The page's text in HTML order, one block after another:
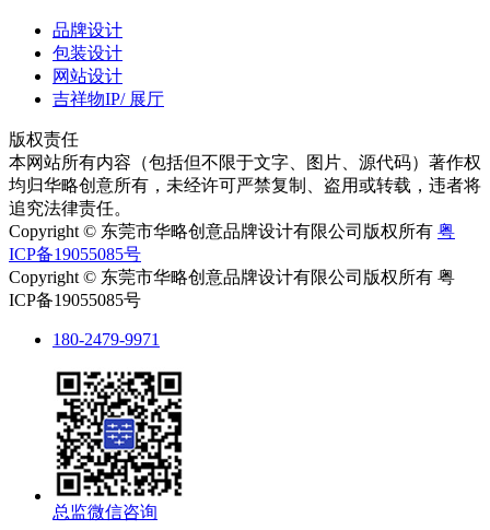
品牌设计
包装设计
网站设计
吉祥物IP/ 展厅
版权责任
本网站所有内容（包括但不限于文字、图片、源代码）著作权
均归华略创意所有，未经许可严禁复制、盗用或转载，违者将
追究法律责任。
Copyright © 东莞市华略创意品牌设计有限公司版权所有 粤
ICP备19055085号
Copyright © 东莞市华略创意品牌设计有限公司版权所有 粤
ICP备19055085号
180-2479-9971
总监微信咨询